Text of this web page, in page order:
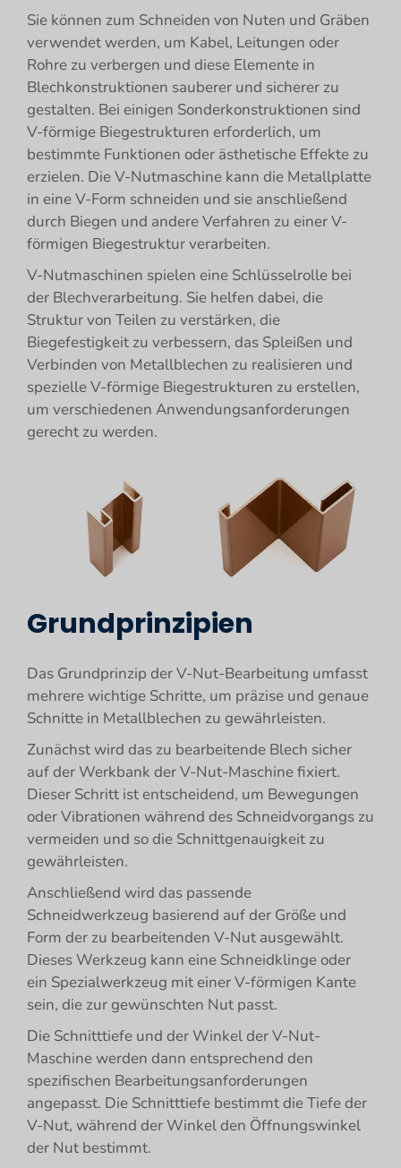
Sie können zum Schneiden von Nuten und Gräben
verwendet werden, um Kabel, Leitungen oder
Rohre zu verbergen und diese Elemente in
Blechkonstruktionen sauberer und sicherer zu
gestalten. Bei einigen Sonderkonstruktionen sind
V-förmige Biegestrukturen erforderlich, um
bestimmte Funktionen oder ästhetische Effekte zu
erzielen. Die V-Nutmaschine kann die Metallplatte
in eine V-Form schneiden und sie anschließend
durch Biegen und andere Verfahren zu einer V-
förmigen Biegestruktur verarbeiten.
V-Nutmaschinen spielen eine Schlüsselrolle bei
der Blechverarbeitung. Sie helfen dabei, die
Struktur von Teilen zu verstärken, die
Biegefestigkeit zu verbessern, das Spleißen und
Verbinden von Metallblechen zu realisieren und
spezielle V-förmige Biegestrukturen zu erstellen,
um verschiedenen Anwendungsanforderungen
gerecht zu werden.
Grundprinzipien
Das Grundprinzip der V-Nut-Bearbeitung umfasst
mehrere wichtige Schritte, um präzise und genaue
Schnitte in Metallblechen zu gewährleisten.
Zunächst wird das zu bearbeitende Blech sicher
auf der Werkbank der V-Nut-Maschine fixiert.
Dieser Schritt ist entscheidend, um Bewegungen
oder Vibrationen während des Schneidvorgangs zu
vermeiden und so die Schnittgenauigkeit zu
gewährleisten.
Anschließend wird das passende
Schneidwerkzeug basierend auf der Größe und
Form der zu bearbeitenden V-Nut ausgewählt.
Dieses Werkzeug kann eine Schneidklinge oder
ein Spezialwerkzeug mit einer V-förmigen Kante
sein, die zur gewünschten Nut passt.
Die Schnitttiefe und der Winkel der V-Nut-
Maschine werden dann entsprechend den
spezifischen Bearbeitungsanforderungen
angepasst. Die Schnitttiefe bestimmt die Tiefe der
V-Nut, während der Winkel den Öffnungswinkel
der Nut bestimmt.